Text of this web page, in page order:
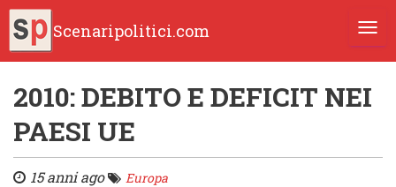
Scenaripolitici.com
2010: DEBITO E DEFICIT NEI
PAESI UE
15 anni ago Europa